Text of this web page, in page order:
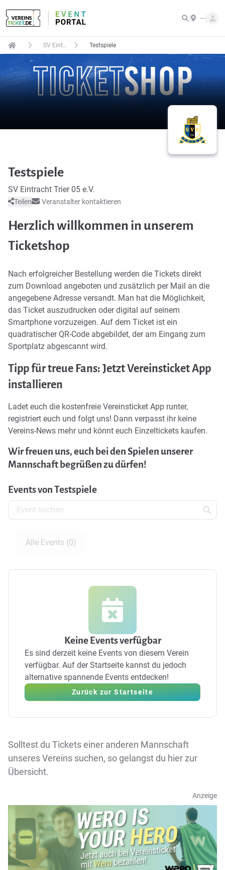
---
SV Eintracht Trier 05 e.V. Testspiele
Testspiele
SV Eintracht Trier 05 e.V.
Teilen Veranstalter kontaktieren
Herzlich willkommen in unserem
Ticketshop
Nach erfolgreicher Bestellung werden die Tickets direkt
zum Download angeboten und zusätzlich per Mail an die
angegebene Adresse versandt. Man hat die Möglichkeit,
das Ticket auszudrucken oder digital auf seinem
Smartphone vorzuzeigen. Auf dem Ticket ist ein
quadratischer QR-Code abgebildet, der am Eingang zum
Sportplatz abgescannt wird.
Tipp für treue Fans: Jetzt Vereinsticket App
installieren
Ladet euch die kostenfreie Vereinsticket App runter,
registriert euch und folgt uns! Dann verpasst ihr keine
Vereins-News mehr und könnt euch Einzeltickets kaufen.
Wir freuen uns, euch bei den Spielen unserer
Mannschaft begrüßen zu dürfen!
Events von Testspiele
Alle Events (0)
Keine Events verfügbar
Es sind derzeit keine Events von diesem Verein
verfügbar. Auf der Startseite kannst du jedoch
alternative spannende Events entdecken!
Zurück zur Startseite
Solltest du Tickets einer anderen Mannschaft
unseres Vereins suchen, so gelangst du hier zur
Übersicht.
Anzeige